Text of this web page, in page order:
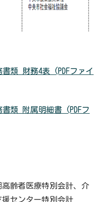
類 財務4表 (PDFファイ
類 附属明細書 (PDFフ
齢者医療特別会計、介
センター特別会計